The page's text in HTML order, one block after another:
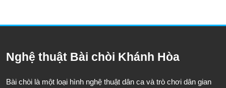
Nghệ thuật Bài chòi Khánh Hòa
Bài chòi là một loại hình nghệ thuật dân ca và trò chơi dân gian